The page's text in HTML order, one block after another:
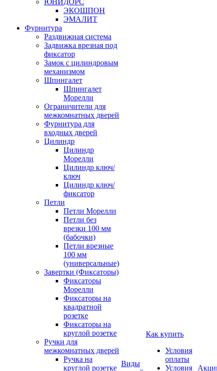
ЮНИДОРС
ЭКОШПОН
ЭМАЛИТ
Фурнитура
Раздвижная система
Задвижка врезная под
фиксатор
Замок с цилиндровым
механизмом
Шпингалет
Шпингалет
Морелли
Ограничители для
межкомнатных дверей
Фурнитура для
входных дверей
Цилиндр
Цилиндр
Морелли
Цилиндр ключ/
ключ
Цилиндр ключ/
фиксатор
Петли
Петли Морелли
Петли без
врезки 100 мм
(бабочки)
Петли врезные
100 мм
(универсальные)
Завертки (Фиксаторы)
Фиксаторы
Морелли
Фиксаторы на
квадратной
розетке
Фиксаторы на
круглой розетке
Ручки для
межкомнатных дверей
Ручка на
круглой розетке
Виды
Как купить
Условия
оплаты
Условия